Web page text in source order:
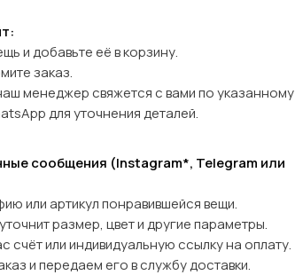
и добавьте её в корзину.
заказ.
менеджер свяжется с вами по указанному
для уточнения деталей.
сообщения (Instagram*, Telegram или
или артикул понравившейся вещи.
размер, цвет и другие параметры.
счёт или индивидуальную ссылку на оплату.
и передаем его в службу доставки.